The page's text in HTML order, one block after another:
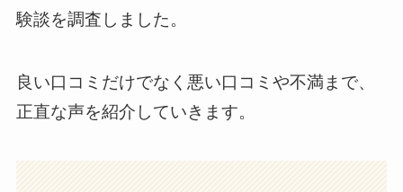
験談を調査しました。
良い口コミだけでなく悪い口コミや不満まで、
正直な声を紹介していきます。